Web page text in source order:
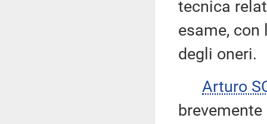
tecnica
esame,
degli oneri.
Arturo